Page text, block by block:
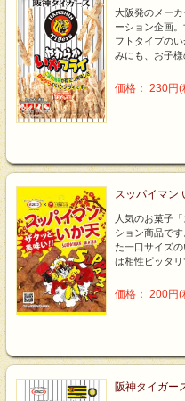
大阪発のメー
ーション企画
フトタイプの
みにも、お子様
価格： 230円(
スッパイマン
人気のお菓子
ション商品で
た一口サイズ
は相性ピッタリ
価格： 200円(
阪神タイガ